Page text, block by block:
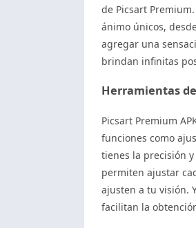
de Picsart
ánimo únicos,
agregar una
brindan infinitas
Herramientas
Picsart Premium
funciones como
tienes la precisión
permiten ajustar
ajusten a tu visión.
facilitan la